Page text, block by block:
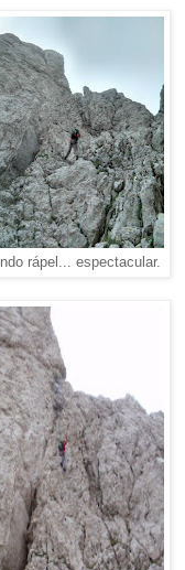
rápel... espectacular.